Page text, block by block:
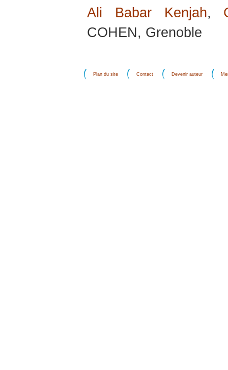
Ali Babar Kenjah,
COHEN, Grenoble
Plan du site Contact Devenir auteur